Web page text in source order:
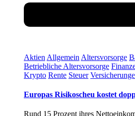
Aktien Allgemein Altersvorsorge
Betriebliche Altersvorsorge
Krypto Rente Steuer
Europas Risikoscheu kostet
Rund 15 Prozent ihres